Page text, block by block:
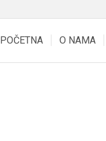
POČETNA O NAMA